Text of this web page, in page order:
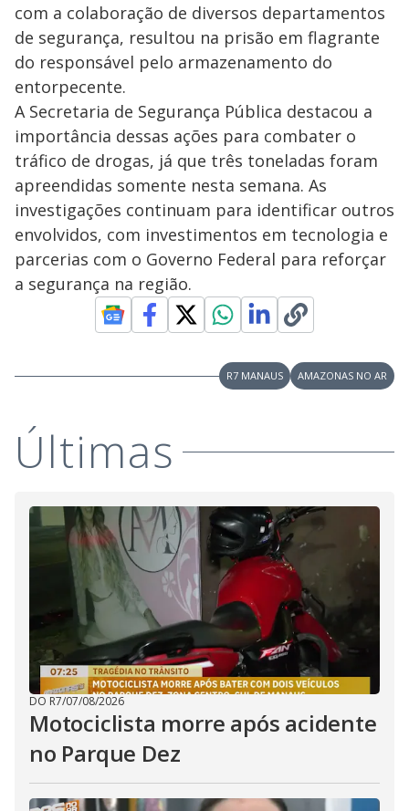
com a colaboração de diversos departamentos
de segurança, resultou na prisão em flagrante
do responsável pelo armazenamento do
entorpecente.
A Secretaria de Segurança Pública destacou a
importância dessas ações para combater o
tráfico de drogas, já que três toneladas foram
apreendidas somente nesta semana. As
investigações continuam para identificar outros
envolvidos, com investimentos em tecnologia e
parcerias com o Governo Federal para reforçar
a segurança na região.
R7 MANAUS AMAZONAS NO AR
Últimas
DO R7/07/08/2026
Motociclista morre após acidente
no Parque Dez